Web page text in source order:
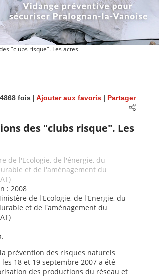
"clubs risque". Les actes
fois | Ajouter aux favoris Partager
des "clubs risque". Les
de l'Ecologie, de l'énergie, du
et de l'aménagement du
: 2008
de l'Ecologie, de l'Energie, du
et de l'aménagement du
prévention des risques naturels
18 et 19 septembre 2007 a été
des productions du réseau et